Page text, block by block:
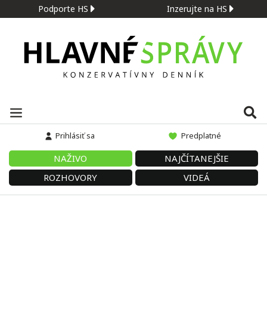
Podporte HS Inzerujte na HS
Prihlásiť sa Predplatné
NAŽIVO
NAJČÍTANEJŠIE
ROZHOVORY
VIDEÁ